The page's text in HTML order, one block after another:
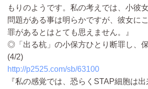
もりのようです。私の考えでは、小彼
問題がある事は明らかですが、彼女に
罪があるとはとても思えません。』
◎「出る杭」の小保方ひとり断罪し、
(4/2)
http://p2525.com/sb/63100
『私の感覚では、恐らくSTAP細胞は